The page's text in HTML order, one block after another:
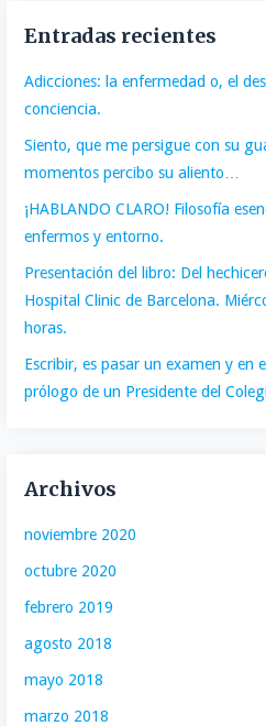
Entradas recientes
Adicciones: la enfermedad o, el
conciencia.
Siento, que me persigue con su
momentos percibo su aliento…
¡HABLANDO CLARO! Filosofía
enfermos y entorno.
Presentación del libro: Del
Hospital Clinic de Barcelona.
horas.
Escribir, es pasar un examen y en
prólogo de un Presidente del
Archivos
noviembre 2020
octubre 2020
febrero 2019
agosto 2018
mayo 2018
marzo 2018